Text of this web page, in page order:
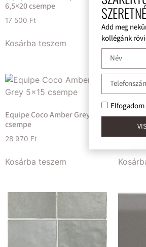
6,5×20 csempe
17 500 Ft
Kosárba teszem
15 970
Equipe Coco Amber Grey 5×15
csempe
28 970 Ft
Kosárba teszem
Equipe
5×15
28 970
Add meg
kollégánk
Elfogadom